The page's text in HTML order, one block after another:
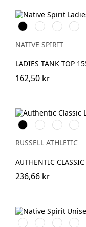
Svart Vit
Organic
Khaki
Wet
Sand
NATIVE SPIRIT
LADIES TANK TOP
162,50 kr
BlackWhiteFrench
Navy
Grey
(Solid)
RUSSELL ATHLETIC
AUTHENTIC
236,66 kr
WashedWashedWashed